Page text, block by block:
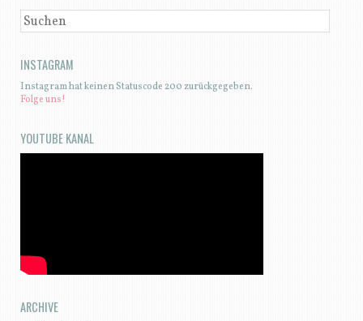
SUCHEN
INSTAGRAM
Instagram hat keinen Statuscode 200 zurückgegeben.
Folge uns!
YOUTUBE KANAL
ARCHIVE